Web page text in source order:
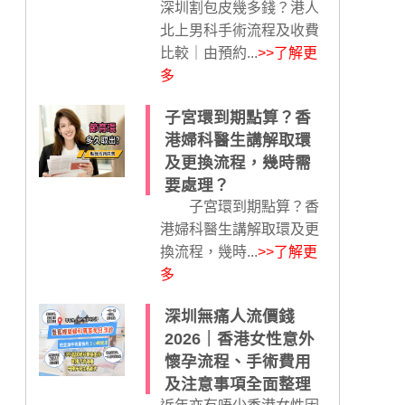
深圳割包皮幾多錢？港人
北上男科手術流程及收費
比較｜由預約...>>了解更
多
子宮環到期點算？香
港婦科醫生講解取環
及更換流程，幾時需
要處理？
子宮環到期點算？香
港婦科醫生講解取環及更
換流程，幾時...>>了解更
多
深圳無痛人流價錢
2026｜香港女性意外
懷孕流程、手術費用
及注意事項全面整理